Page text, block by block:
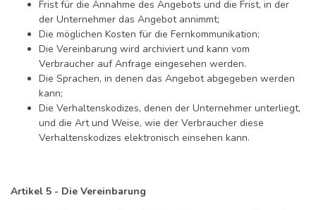
Frist für die Annahme des Angebots und die Frist, in der
der Unternehmer das Angebot annimmt;
Die möglichen Kosten für die Fernkommunikation;
Die Vereinbarung wird archiviert und kann vom
Verbraucher auf Anfrage eingesehen werden.
Die Sprachen, in denen das Angebot abgegeben werden
kann;
Die Verhaltenskodizes, denen der Unternehmer unterliegt,
und die Art und Weise, wie der Verbraucher diese
Verhaltenskodizes elektronisch einsehen kann.
Artikel 5 - Die Vereinbarung